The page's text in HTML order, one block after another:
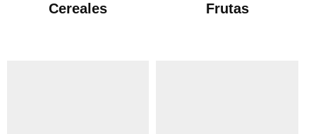
Cereales Frutas